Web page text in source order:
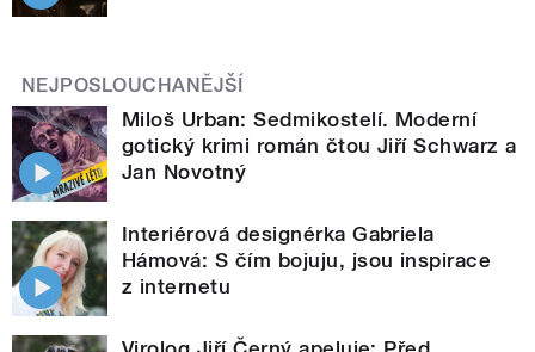
NEJPOSLOUCHANĚJŠÍ
Miloš Urban: Sedmikostelí. Moderní
gotický krimi román čtou Jiří Schwarz a
Jan Novotný
Interiérová designérka Gabriela
Hámová: S čím bojuju, jsou inspirace
z internetu